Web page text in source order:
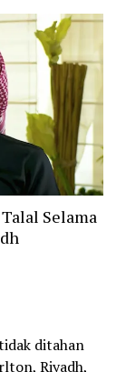
Selama
ditahan
Riyadh,